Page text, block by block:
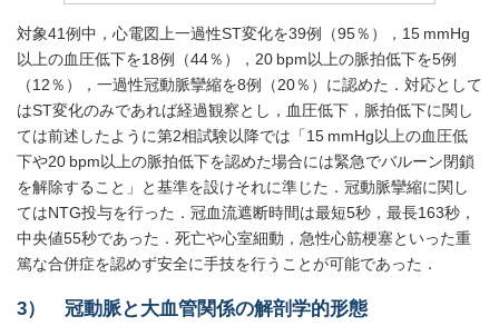
対象41例中，心電図上一過性ST変化を39例（95％），15 mmHg
以上の血圧低下を18例（44％），20 bpm以上の脈拍低下を5例
（12％），一過性冠動脈攣縮を8例（20％）に認めた．対応として
はST変化のみであれば経過観察とし，血圧低下，脈拍低下に関し
ては前述したように第2相試験以降では「15 mmHg以上の血圧低
下や20 bpm以上の脈拍低下を認めた場合には緊急でバルーン閉鎖
を解除すること」と基準を設けそれに準じた．冠動脈攣縮に関し
てはNTG投与を行った．冠血流遮断時間は最短5秒，最長163秒，
中央値55秒であった．死亡や心室細動，急性心筋梗塞といった重
篤な合併症を認めず安全に手技を行うことが可能であった．
3） 冠動脈と大血管関係の解剖学的形態